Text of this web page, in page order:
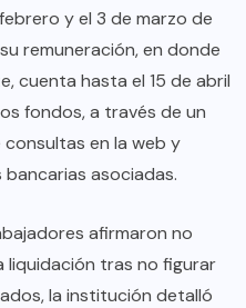
y el 3 de marzo de
remuneración, en donde
cuenta hasta el 15 de abril
fondos, a través de un
en la web y
asociadas.
afirmaron no
liquidación tras no figurar
la institución detalló